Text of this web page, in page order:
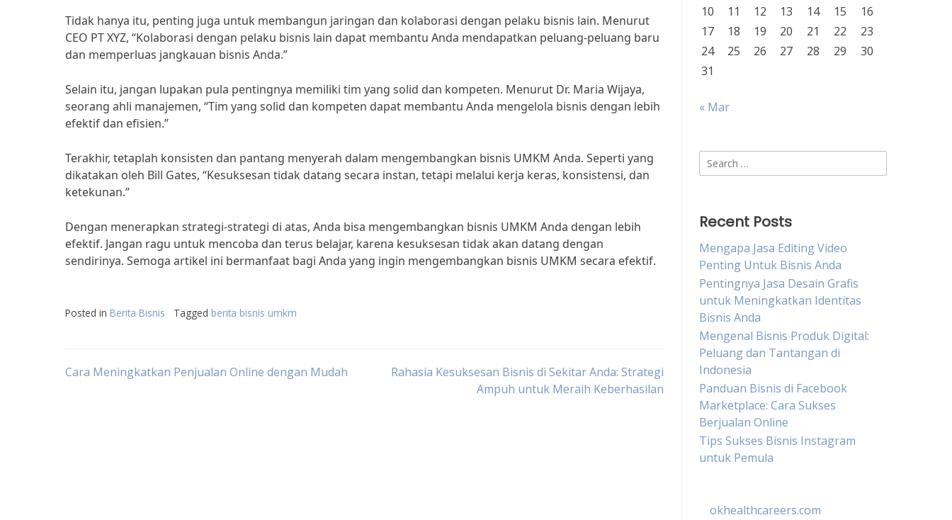
Tidak hanya itu, penting juga untuk membangun jaringan dan kolaborasi dengan pelaku bisnis lain. Menurut
CEO PT XYZ, “Kolaborasi dengan pelaku bisnis lain dapat membantu Anda mendapatkan peluang-peluang baru
dan memperluas jangkauan bisnis Anda.”
Selain itu, jangan lupakan pula pentingnya memiliki tim yang solid dan kompeten. Menurut Dr. Maria Wijaya,
seorang ahli manajemen, “Tim yang solid dan kompeten dapat membantu Anda mengelola bisnis dengan lebih
efektif dan efisien.”
Terakhir, tetaplah konsisten dan pantang menyerah dalam mengembangkan bisnis UMKM Anda. Seperti yang
dikatakan oleh Bill Gates, “Kesuksesan tidak datang secara instan, tetapi melalui kerja keras, konsistensi, dan
ketekunan.”
Dengan menerapkan strategi-strategi di atas, Anda bisa mengembangkan bisnis UMKM Anda dengan lebih
efektif. Jangan ragu untuk mencoba dan terus belajar, karena kesuksesan tidak akan datang dengan
sendirinya. Semoga artikel ini bermanfaat bagi Anda yang ingin mengembangkan bisnis UMKM secara efektif.
Posted in Berita Bisnis Tagged berita bisnis umkm
Post
Cara Meningkatkan Penjualan Online dengan Mudah
Rahasia Kesuksesan Bisnis di Sekitar Anda: Strategi
Ampuh untuk Meraih Keberhasilan
10
11 12 13 14 15
16
17
18 19 20 21 22
23
24
25 26 27 28 29
30
31
« Mar
Search
for:
Recent Posts
Mengapa Jasa Editing Video
Penting Untuk Bisnis Anda
Pentingnya Jasa Desain Grafis
untuk Meningkatkan Identitas
Bisnis Anda
Mengenal Bisnis Produk Digital:
Peluang dan Tantangan di
Indonesia
Panduan Bisnis di Facebook
Marketplace: Cara Sukses
Berjualan Online
Tips Sukses Bisnis Instagram
untuk Pemula
okhealthcareers.com